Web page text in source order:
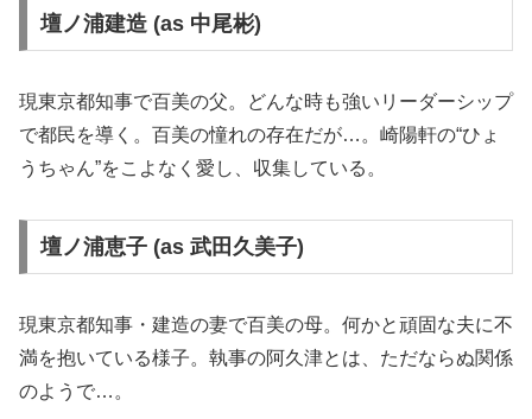
壇ノ浦建造 (as 中尾彬)
現東京都知事で百美の父。どんな時も強いリーダーシップ
で都民を導く。百美の憧れの存在だが…。崎陽軒の“ひょ
うちゃん”をこよなく愛し、収集している。
壇ノ浦恵子 (as 武田久美子)
現東京都知事・建造の妻で百美の母。何かと頑固な夫に不
満を抱いている様子。執事の阿久津とは、ただならぬ関係
のようで…。